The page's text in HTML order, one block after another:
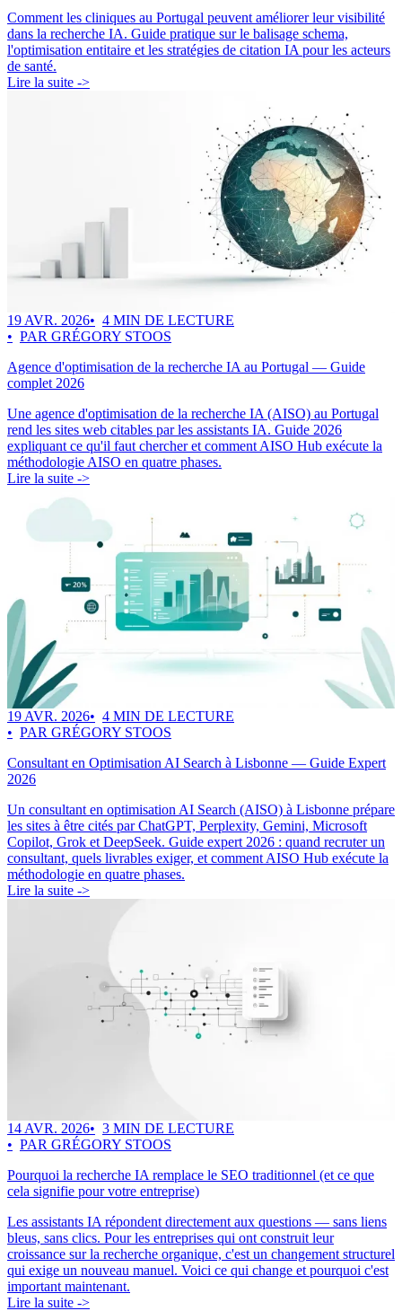
Comment les cliniques au Portugal peuvent améliorer leur visibilité
dans la recherche IA. Guide pratique sur le balisage schema,
l'optimisation entitaire et les stratégies de citation IA pour les acteurs
de santé.
Lire la suite ->
19 AVR. 2026
4 MIN DE LECTURE
PAR GRÉGORY STOOS
Agence d'optimisation de la recherche IA au Portugal — Guide
complet 2026
Une agence d'optimisation de la recherche IA (AISO) au Portugal
rend les sites web citables par les assistants IA. Guide 2026
expliquant ce qu'il faut chercher et comment AISO Hub exécute la
méthodologie AISO en quatre phases.
Lire la suite ->
19 AVR. 2026
4 MIN DE LECTURE
PAR GRÉGORY STOOS
Consultant en Optimisation AI Search à Lisbonne — Guide Expert
2026
Un consultant en optimisation AI Search (AISO) à Lisbonne prépare
les sites à être cités par ChatGPT, Perplexity, Gemini, Microsoft
Copilot, Grok et DeepSeek. Guide expert 2026 : quand recruter un
consultant, quels livrables exiger, et comment AISO Hub exécute la
méthodologie en quatre phases.
Lire la suite ->
14 AVR. 2026
3 MIN DE LECTURE
PAR GRÉGORY STOOS
Pourquoi la recherche IA remplace le SEO traditionnel (et ce que
cela signifie pour votre entreprise)
Les assistants IA répondent directement aux questions — sans liens
bleus, sans clics. Pour les entreprises qui ont construit leur
croissance sur la recherche organique, c'est un changement structurel
qui exige un nouveau manuel. Voici ce qui change et pourquoi c'est
important maintenant.
Lire la suite ->